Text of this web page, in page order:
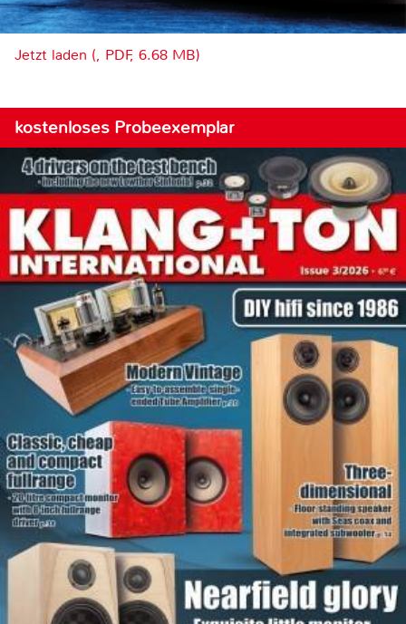
Jetzt laden (, PDF, 6.68 MB)
kostenloses Probeexemplar